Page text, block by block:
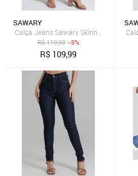
SAWARY
Calça Jeans Sawary Skinny Cigarrete
R$119,90 - 8%
R$ 109,99